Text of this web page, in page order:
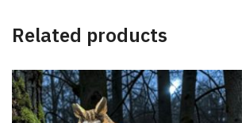
r
n
t
i
v
e
Related products